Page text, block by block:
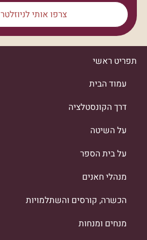
צרפו אותי לניוזלטר
תפריט ראשי
עמוד הבית
דרך הקונסטלציה
על השיטה
על בית הספר
מנהלי חאנים
הכשרה, קורסים והשתלמויות
מנחים ומנחות